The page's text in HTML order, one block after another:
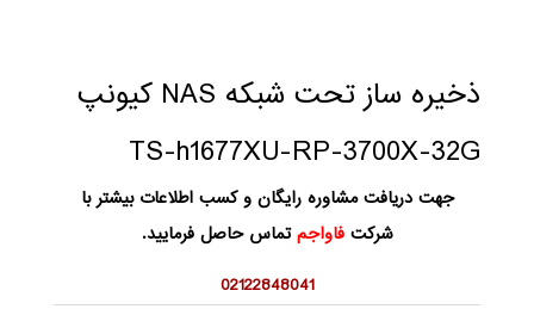
ذخیره ساز تحت شبکه NAS کیونپ
TS-h1677XU-RP-3700X-32G
جهت دریافت مشاوره رایگان و کسب اطلاعات بیشتر با
شرکتفاواجمتماس حاصل فرمایید.
02122848041